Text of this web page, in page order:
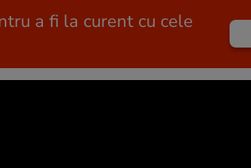
a fi la curent cu cele